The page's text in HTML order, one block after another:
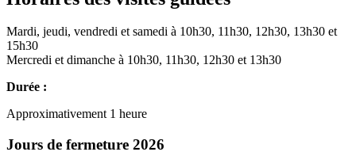
Mardi, jeudi, vendredi et samedi à 10h30, 11h30, 12h30, 13h30 et
15h30
Mercredi et dimanche à 10h30, 11h30, 12h30 et 13h30
Durée :
Approximativement 1 heure
Jours de fermeture 2026